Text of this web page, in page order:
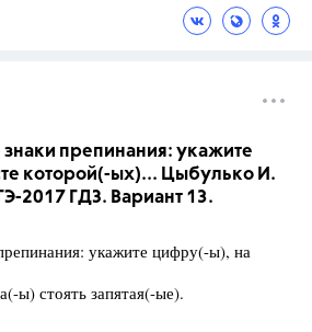
знаки препинания: укажите
которой(-ых)... Цыбулько И.
2017 ГДЗ. Вариант 13.
укажите цифру(-ы), на
ы) стоять запятая(-ые).